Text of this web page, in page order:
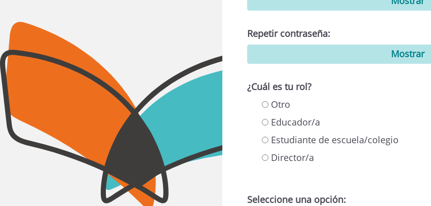
Repetir contraseña:
Mostrar
¿Cuál es tu rol?
Otro
Educador/a
Estudiante de escuela/colegio
Director/a
Seleccione una opción: